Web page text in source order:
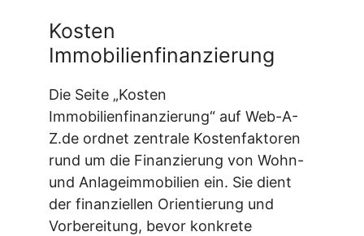
Kosten
Immobilienfinanzierung
Die Seite „Kosten
Immobilienfinanzierung“ auf Web-A-
Z.de ordnet zentrale Kostenfaktoren
rund um die Finanzierung von Wohn-
und Anlageimmobilien ein. Sie dient
der finanziellen Orientierung und
Vorbereitung, bevor konkrete